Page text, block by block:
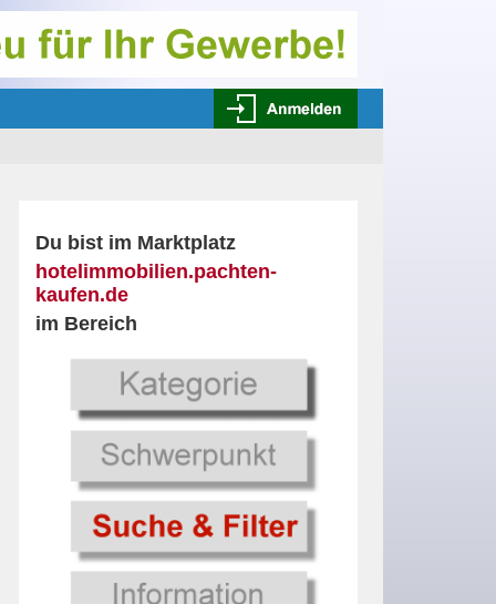
Du bist im Marktplatz
hotelimmobilien.pachten-
kaufen.de
im Bereich